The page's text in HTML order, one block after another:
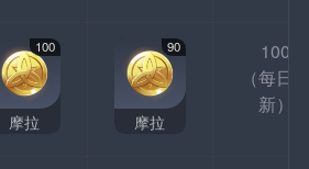
100
摩拉
90
摩拉
100
（每日
新）